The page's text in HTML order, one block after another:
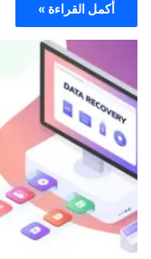
أكمل القراءة »